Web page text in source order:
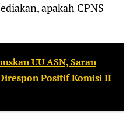
apakah CPNS
UU ASN, Saran
Positif Komisi II